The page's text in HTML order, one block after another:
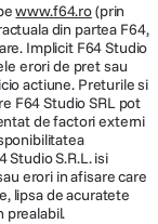
www.f64.ro(prin
din partea F64,
Implicit F64 Studio
erori de pret sau
actiune. Preturile si
F64 Studio SRL pot
de factori externi
Studio S.R.L. isi
erori in afisare care
lipsa de acuratete
prealabil.